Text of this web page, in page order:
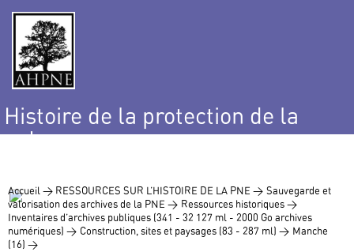
Histoire de la protection de la
nature
Accueil > RESSOURCES SUR L’HISTOIRE DE LA PNE > Sauvegarde et
valorisation des archives de la PNE > Ressources historiques >
Inventaires d’archives publiques (341 - 32 127 ml - 2000 Go archives
numériques) > Construction, sites et paysages (83 - 287 ml) > Manche
(16) >